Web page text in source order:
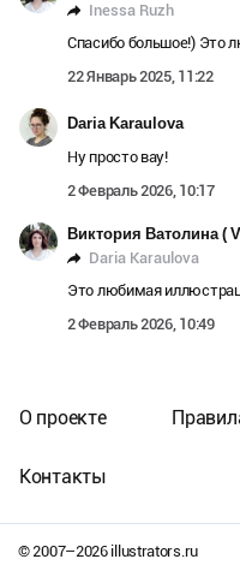
Inessa Ruzh
Спасибо большое!) Это
22 Январь 2025, 11:22
Daria Karaulova
Ну просто вау!
2 Февраль 2026, 10:17
Виктория Ватолина (
Daria Karaulova
Это любимая
2 Февраль 2026, 10:49
© 2007–2026illustrators.ru
О проекте
Контакты